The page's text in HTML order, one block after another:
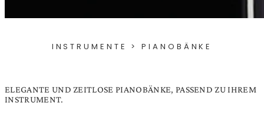
INSTRUMENTE > PIANOBÄNKE
ELEGANTE UND ZEITLOSE PIANOBÄNKE, PASSEND ZU IHREM
INSTRUMENT.